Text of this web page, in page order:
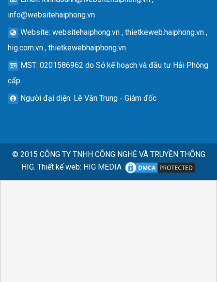
info@websitehaiphong.vn
Website: websitehaiphong.vn , thietkeweb.haiphong.vn ,
hig.com.vn , thietkewebhaiphong.vn
MST: 0201586962 do Sở kế hoạch và đầu tư Hải Phòng
cấp
Người đại diện: Lê Văn Trung - Giám đốc
© 2015 CÔNG TY TNHH CÔNG NGHỆ VÀ TRUYỀN THÔNG
HIG. Thiết kế web: HIG MEDIA